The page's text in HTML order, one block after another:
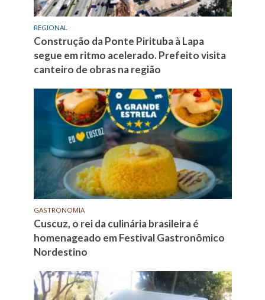
REGIONAL
Construção da Ponte Pirituba à Lapa
segue em ritmo acelerado. Prefeito visita
canteiro de obras na região
GASTRONOMIA
Cuscuz, o rei da culinária brasileira é
homenageado em Festival Gastronômico
Nordestino